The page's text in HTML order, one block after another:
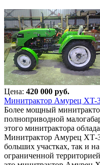
Цена: 420 000 руб.
Минитрактор Амурец XT-
Более мощный
полноприводной
этого минитрактора
Минитрактор Амурец ХТ-
больших участках, так и
ограниченной